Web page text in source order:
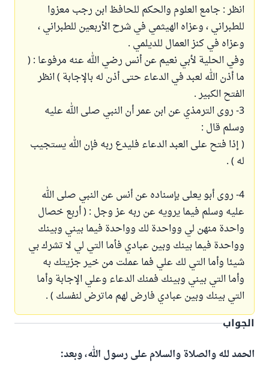
انظر : جامع العلوم والحكم للحافظ ابن رجب معزوا
للطبراني ، وعزاه الهيثمي في شرح الأربعين للطبراني ،
وعزاه في كنز العمال للديلمي .
وفي الحلية لأبي نعيم عن أنس رضي الله عنه مرفوعا : (
ما أذن الله لعبد في الدعاء حتى أذن له بالإجابة ) انظر
الفتح الكبير .
3- روى الترمذي عن ابن عمر أن النبي صلى الله عليه
وسلم قال :
( إذا فتح على العبد الدعاء فليدع ربه فإن الله يستجيب
له ) .
4- روى أبو يعلى بإسناده عن أنس عن النبي صلى الله
عليه وسلم فيما يرويه عن ربه عز وجل : ( أربع خصال
واحدة منهن لي وواحدة لك وواحدة فيما بيني وبينك
وواحدة فيما بينك وبين عبادي فأما التي لي لا تشرك بي
شيئا وأما التي لك علي فما عملت من خير جزيتك به
وأما التي بيني وبينك فمنك الدعاء وعلي الإجابة وأما
التي بينك وبين عبادي فارض لهم ماترض لنفسك ) .
الجواب
الحمد لله والصلاة والسلام على رسول الله، وبعد: